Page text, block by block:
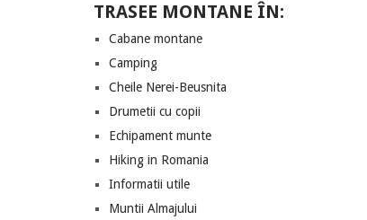
TRASEE MONTANE ÎN:
Cabane montane
Camping
Cheile Nerei-Beusnita
Drumetii cu copii
Echipament munte
Hiking in Romania
Informatii utile
Muntii Almajului